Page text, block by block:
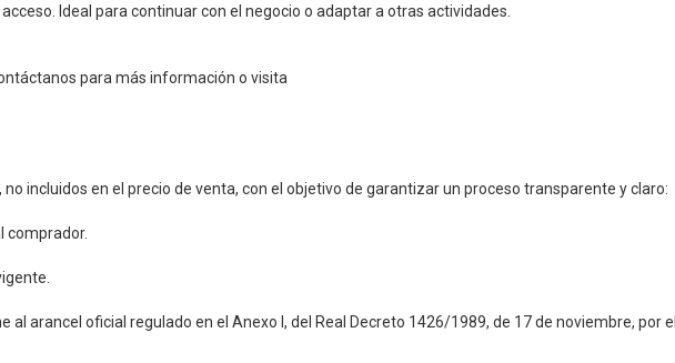
Ideal para continuar con el negocio o adaptar a otras actividades.
para más información o visita
incluidos en el precio de venta, con el objetivo de garantizar un proceso transparente y claro:
comprador.
arancel oficial regulado en el Anexo I, del Real Decreto 1426/1989, de 17 de noviembre, por